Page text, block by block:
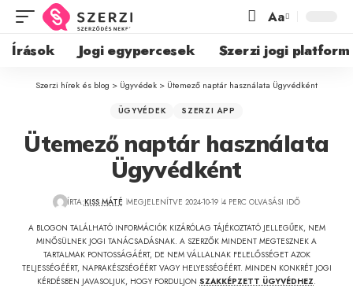
Aa
Írások Jogi egypercesek Szerzi jogi platform
Szerzi hírek és blog > Ügyvédek > Ütemező naptár használata Ügyvédként
ÜGYVÉDEK SZERZI APP
Ütemező naptár használata
Ügyvédként
ÍRTA:KISS MÁTÉ MEGJELENÍTVE 2024-10-19 4 PERC OLVASÁSI IDŐ
A BLOGON TALÁLHATÓ INFORMÁCIÓK KIZÁRÓLAG TÁJÉKOZTATÓ JELLEGŰEK, NEM
MINŐSÜLNEK JOGI TANÁCSADÁSNAK. A SZERZŐK MINDENT MEGTESZNEK A
TARTALMAK PONTOSSÁGÁÉRT, DE NEM VÁLLALNAK FELELŐSSÉGET AZOK
TELJESSÉGÉÉRT, NAPRAKÉSZSÉGÉÉRT VAGY HELYESSÉGÉÉRT. MINDEN KONKRÉT JOGI
KÉRDÉSBEN JAVASOLJUK, HOGY FORDULJON SZAKKÉPZETT ÜGYVÉDHEZ.